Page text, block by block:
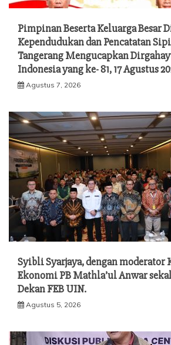
Pimpinan Beserta Keluarga Besar
Kependudukan dan Pencatatan
Tangerang Mengucapkan
Indonesia yang ke- 81, 17 Agustus
Agustus 7, 2026
Syibli Syarjaya, dengan moderator
Ekonomi PB Mathla’ul Anwar
Dekan FEB UIN.
Agustus 5, 2026